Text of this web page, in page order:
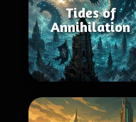
Tides of
Annihilation